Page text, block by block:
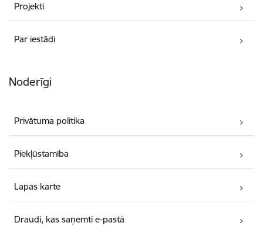
Projekti
Par iestādi
Noderīgi
Privātuma politika
Piekļūstamība
Lapas karte
Draudi, kas saņemti e-pastā